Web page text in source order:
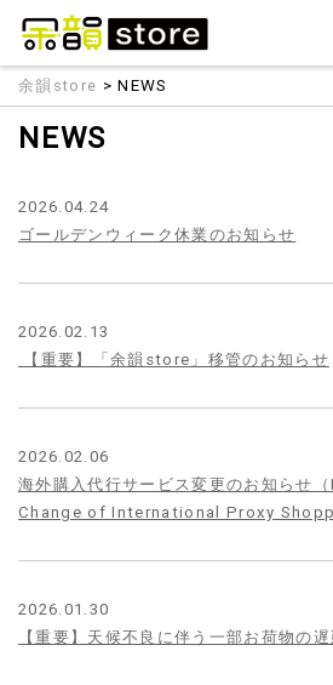
余韻store > NEWS
NEWS
2026.04.24
ゴールデンウィーク休業のお知らせ
2026.02.13
【重要】「余韻store」移管のお知らせ
2026.02.06
海外購入代行サービス変更のお知らせ
Change of International Proxy
2026.01.30
【重要】天候不良に伴う一部お荷物の